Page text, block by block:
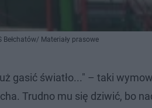
Bełchatów/ Materiały prasowe
gasić światło..." – taki
Trudno mu się dziwić, bo